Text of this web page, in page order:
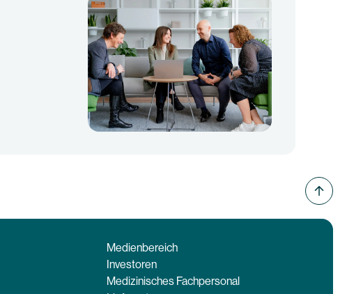
Medienbereich
Investoren
Medizinisches Fachpersonal